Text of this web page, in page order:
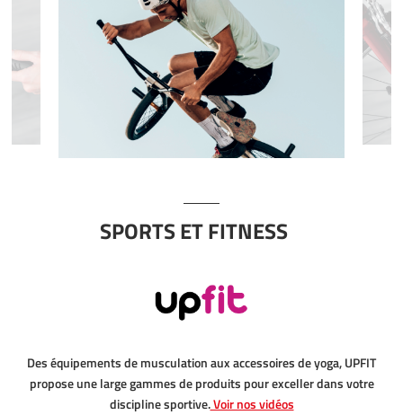
SPORTS ET FITNESS
Des équipements de musculation aux accessoires de yoga, UPFIT
propose une large gammes de produits pour exceller dans votre
discipline sportive.Voir nos vidéos